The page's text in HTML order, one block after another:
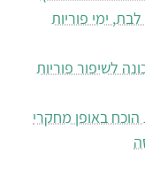
ימי פוריות
לשיפור פוריות
הוכח באופן מחקרי